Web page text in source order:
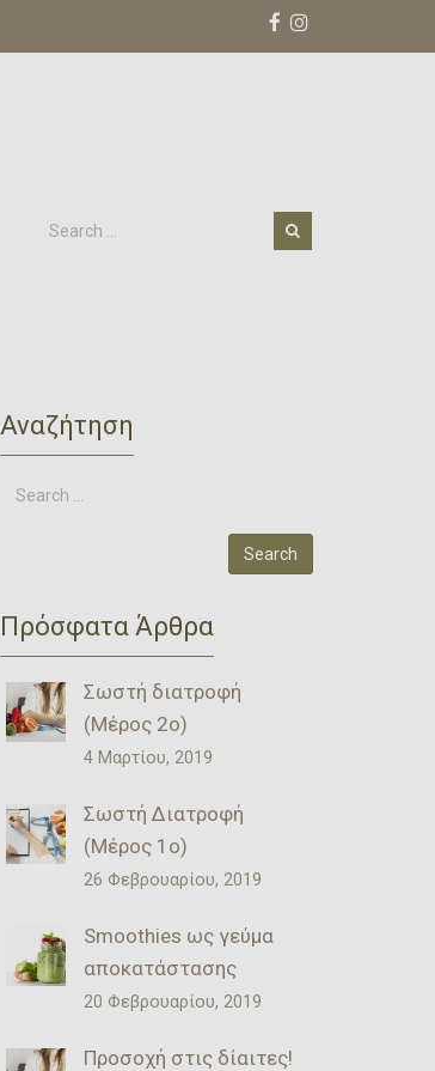
Αναζήτηση
Πρόσφατα Άρθρα
Σωστή διατροφή
(Μέρος 2ο)
4 Μαρτίου, 2019
Σωστή Διατροφή
(Μέρος 1ο)
26 Φεβρουαρίου, 2019
Smoothies ως γεύμα
αποκατάστασης
20 Φεβρουαρίου, 2019
Προσοχή στις δίαιτες!